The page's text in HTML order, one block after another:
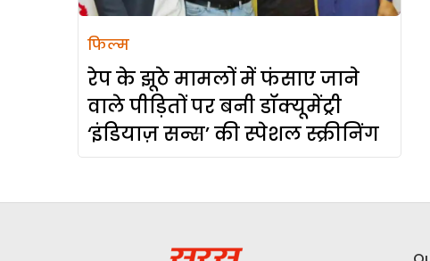
फिल्म
रेप के झूठे मामलों में फंसाए जाने
वाले पीड़ितों पर बनी डॉक्यूमेंट्री
‘इंडियाज़ सन्स’ की स्पेशल स्क्रीनिंग